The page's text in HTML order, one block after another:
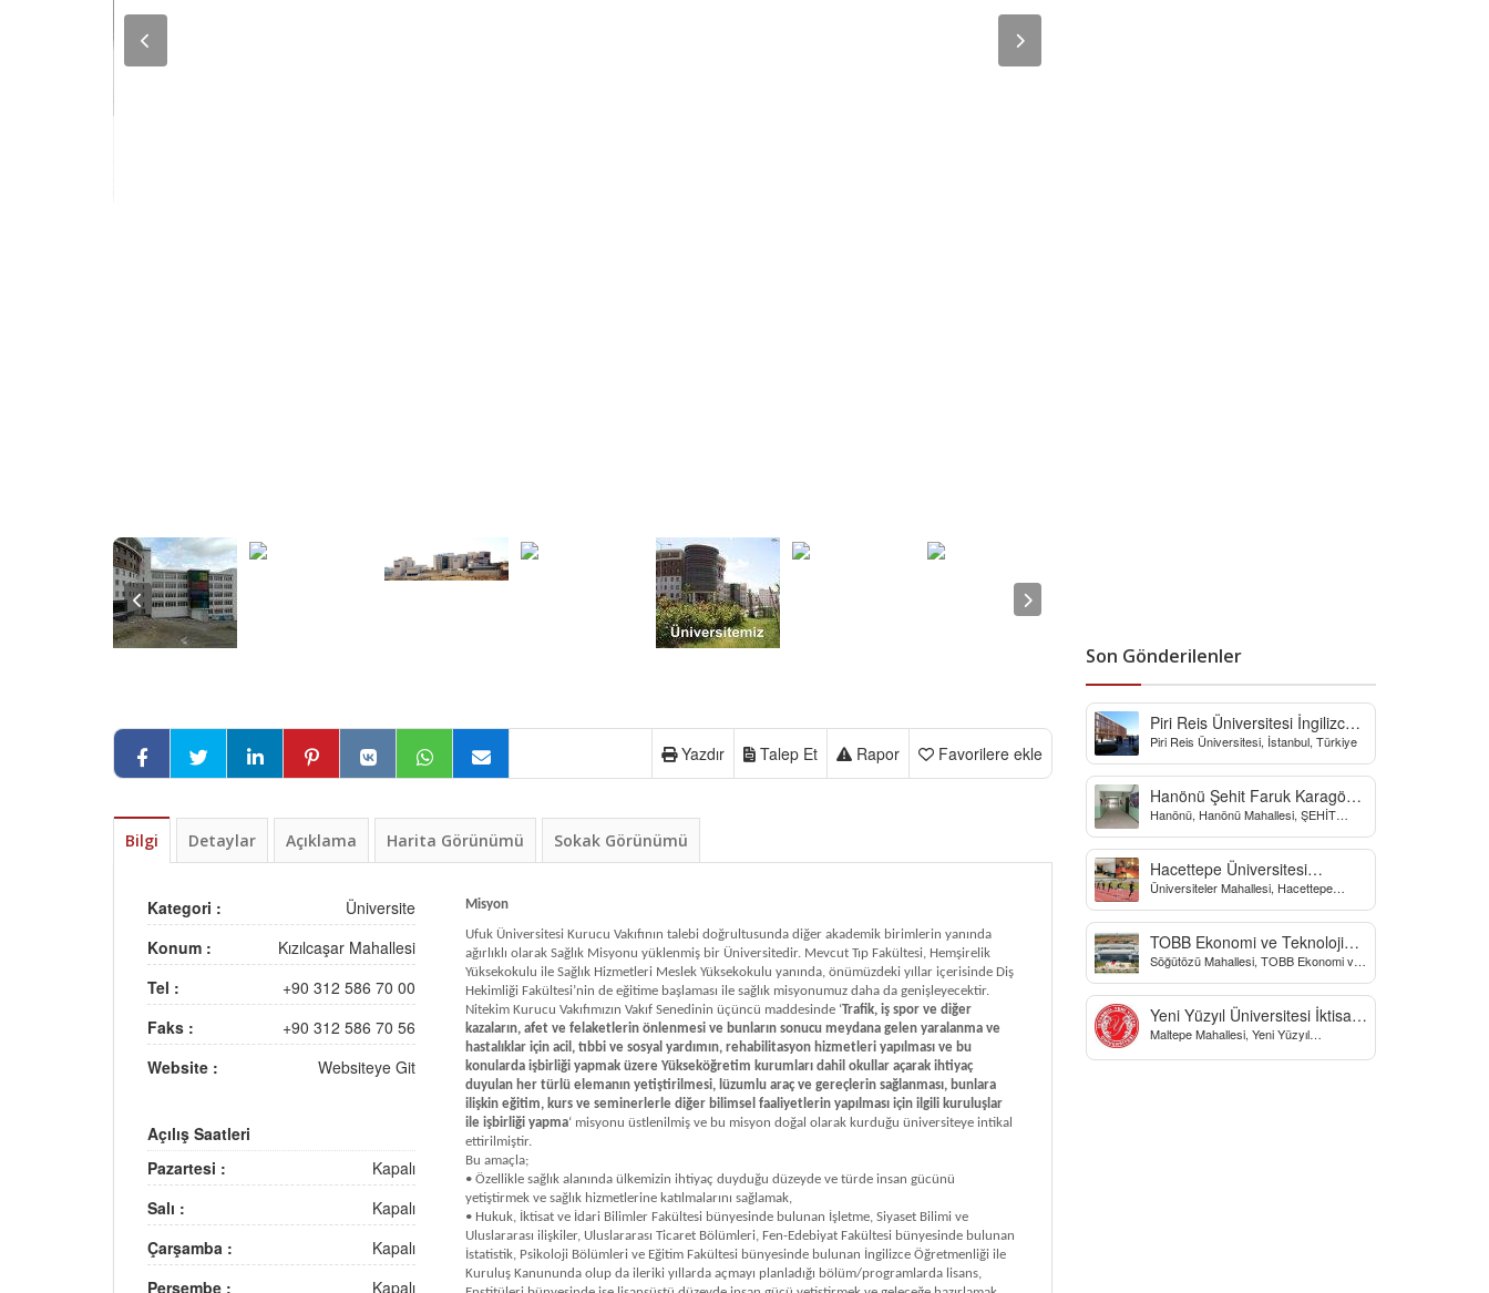
Favorilere ekle
Rapor
Talep Et
Yazdır
Bilgi Detaylar Açıklama Harita Görünümü Sokak Görünümü
Kategori :
Üniversite
Konum :
Kızılcaşar Mahallesi
Tel :
+90 312 586 70 00
Faks :
+90 312 586 70 56
Website :
Websiteye Git
Açılış Saatleri
Pazartesi :
Kapalı
Salı :
Kapalı
Çarşamba :
Kapalı
Perşembe :
Kapalı
Misyon
Ufuk Üniversitesi Kurucu Vakıfının talebi doğrultusunda diğer akademik birimlerin yanında
ağırlıklı olarak Sağlık Misyonu yüklenmiş bir Üniversitedir. Mevcut Tıp Fakültesi, Hemşirelik
Yüksekokulu ile Sağlık Hizmetleri Meslek Yüksekokulu yanında, önümüzdeki yıllar içerisinde Diş
Hekimliği Fakültesi’nin de eğitime başlaması ile sağlık misyonumuz daha da genişleyecektir.
Nitekim Kurucu Vakıfımızın Vakıf Senedinin üçüncü maddesinde ‘Trafik, iş spor ve diğer
kazaların, afet ve felaketlerin önlenmesi ve bunların sonucu meydana gelen yaralanma ve
hastalıklar için acil, tıbbi ve sosyal yardımın, rehabilitasyon hizmetleri yapılması ve bu
konularda işbirliği yapmak üzere Yükseköğretim kurumları dahil okullar açarak ihtiyaç
duyulan her türlü elemanın yetiştirilmesi, lüzumlu araç ve gereçlerin sağlanması, bunlara
ilişkin eğitim, kurs ve seminerlerle diğer bilimsel faaliyetlerin yapılması için ilgili kuruluşlar
ile işbirliği yapma‘ misyonu üstlenilmiş ve bu misyon doğal olarak kurduğu üniversiteye intikal
ettirilmiştir.
Bu amaçla;
• Özellikle sağlık alanında ülkemizin ihtiyaç duyduğu düzeyde ve türde insan gücünü
yetiştirmek ve sağlık hizmetlerine katılmalarını sağlamak,
• Hukuk, İktisat ve İdari Bilimler Fakültesi bünyesinde bulunan İşletme, Siyaset Bilimi ve
Uluslararası ilişkiler, Uluslararası Ticaret Bölümleri, Fen-Edebiyat Fakültesi bünyesinde bulunan
İstatistik, Psikoloji Bölümleri ve Eğitim Fakültesi bünyesinde bulunan İngilizce Öğretmenliği ile
Kuruluş Kanununda olup da ileriki yıllarda açmayı planladığı bölüm/programlarda lisans,
Son Gönderilenler
Piri Reis Üniversitesi İngilizce
Hazırlık Bölümü
Piri Reis Üniversitesi, İstanbul, Türkiye
Hanönü Şehit Faruk Karagöz
Yatılı Bölge Ortaokulu
Hanönü, Hanönü Mahallesi, ŞEHİT
Sokak, Kastamonu, Türkiye
Hacettepe Üniversitesi
Biyomekanik Laboratuvarı
Üniversiteler Mahallesi, Hacettepe
Yo, Çankaya/Ankara, Türkiye
TOBB Ekonomi ve Teknoloji
Üniversitesi
Söğütözü Mahallesi, TOBB Ekonomi ve
Caddesi, Ankara, Türkiye
Yeni Yüzyıl Üniversitesi İktisadi
ve İdari Bilimler Fakültesi
Maltepe Mahallesi, Yeni Yüzyıl